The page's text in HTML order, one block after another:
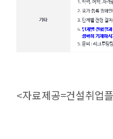
​<자료제공=건설취업